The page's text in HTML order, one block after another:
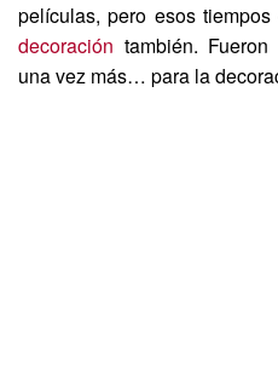
películas, pero esos
decoración también.
una vez más… para la